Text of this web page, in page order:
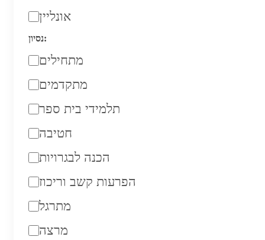
אונליין
נסיון:
מתחילים
מתקדמים
תלמידי בית ספר
חטיבה
הכנה לבגרויות
הפרעות קשב וריכוז
מתרגל
מרצה